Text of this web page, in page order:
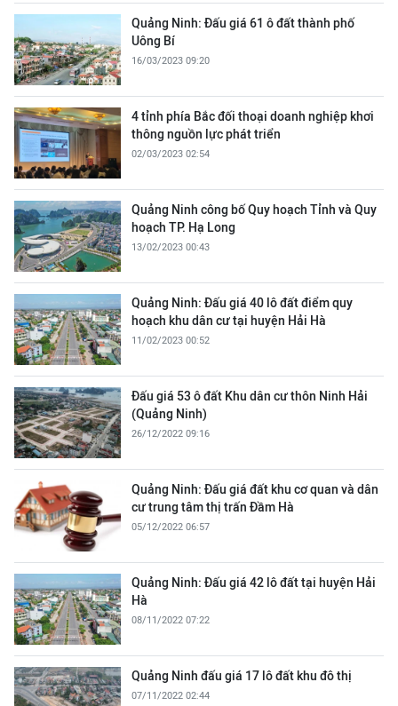
Quảng Ninh: Đấu giá 61 ô đất thành phố
Uông Bí
16/03/2023 09:20
4 tỉnh phía Bắc đối thoại doanh nghiệp khơi
thông nguồn lực phát triển
02/03/2023 02:54
Quảng Ninh công bố Quy hoạch Tỉnh và Quy
hoạch TP. Hạ Long
13/02/2023 00:43
Quảng Ninh: Đấu giá 40 lô đất điểm quy
hoạch khu dân cư tại huyện Hải Hà
11/02/2023 00:52
Đấu giá 53 ô đất Khu dân cư thôn Ninh Hải
(Quảng Ninh)
26/12/2022 09:16
Quảng Ninh: Đấu giá đất khu cơ quan và dân
cư trung tâm thị trấn Đầm Hà
05/12/2022 06:57
Quảng Ninh: Đấu giá 42 lô đất tại huyện Hải
Hà
08/11/2022 07:22
Quảng Ninh đấu giá 17 lô đất khu đô thị
07/11/2022 02:44